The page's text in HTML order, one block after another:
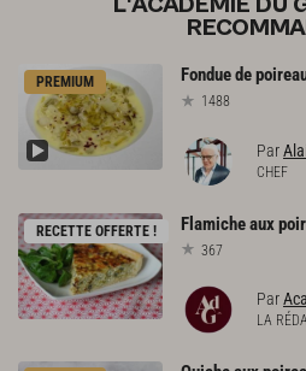
PREMIUM Fonduede
1488
Par
CHEF
RECETTE OFFERTE ! Flamicheaux
367
Par
LA